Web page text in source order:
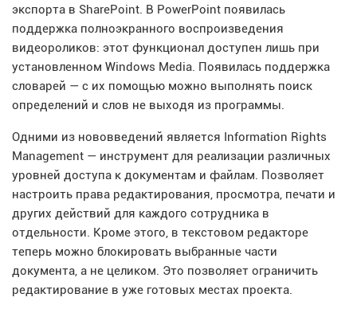
экспорта в SharePoint. В PowerPoint появилась
поддержка полноэкранного воспроизведения
видеороликов: этот функционал доступен лишь при
установленном Windows Media. Появилась поддержка
словарей — с их помощью можно выполнять поиск
определений и слов не выходя из программы.
Одними из нововведений является Information Rights
Management — инструмент для реализации различных
уровней доступа к документам и файлам. Позволяет
настроить права редактирования, просмотра, печати и
других действий для каждого сотрудника в
отдельности. Кроме этого, в текстовом редакторе
теперь можно блокировать выбранные части
документа, а не целиком. Это позволяет ограничить
редактирование в уже готовых местах проекта.